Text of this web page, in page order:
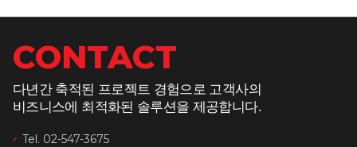
CONTACT
다년간 축적된 프로젝트 경험으로 고객사의
비즈니스에 최적화된 솔루션을 제공합니다.
Tel. 02-547-3675